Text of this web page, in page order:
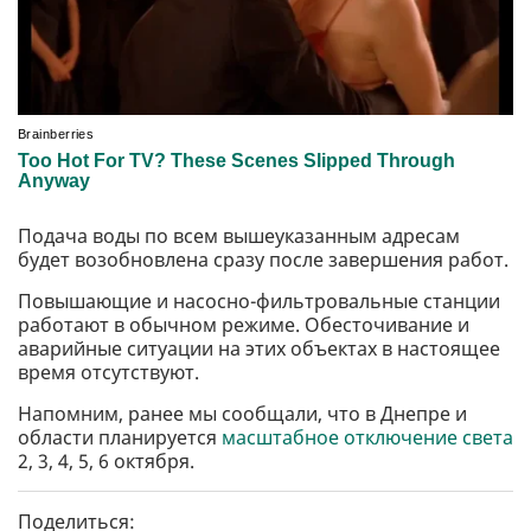
Подача воды по всем вышеуказанным адресам
будет возобновлена ​​сразу после завершения работ.
Повышающие и насосно-фильтровальные станции
работают в обычном режиме. Обесточивание и
аварийные ситуации на этих объектах в настоящее
время отсутствуют.
Напомним, ранее мы сообщали, что в Днепре и
области планируется масштабное отключение света
2, 3, 4, 5, 6 октября.
Поделиться: